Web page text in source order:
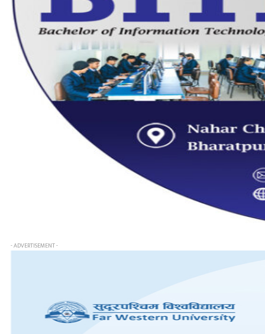
- ADVERTISEMENT -